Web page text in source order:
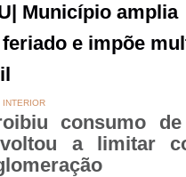
Município amplia
e impõe
INTERIOR
consumo
a limitar